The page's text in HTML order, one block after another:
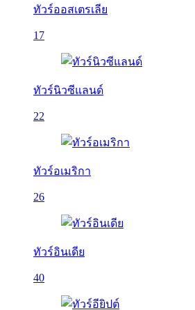
ทัวร์ออสเตรเลีย
17
ทัวร์นิวซีแลนด์
22
ทัวร์อเมริกา
26
ทัวร์อินเดีย
40